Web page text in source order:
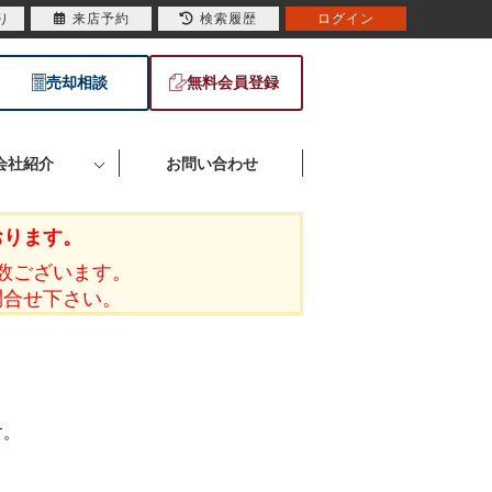
売却相談 無料会員登録
社紹介 お問い合わせ
ます。
ざいます。
せ下さい。
来店予約 検索履歴 ログイン